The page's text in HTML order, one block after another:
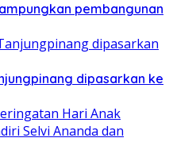
pembangunan
dipasarkan ke